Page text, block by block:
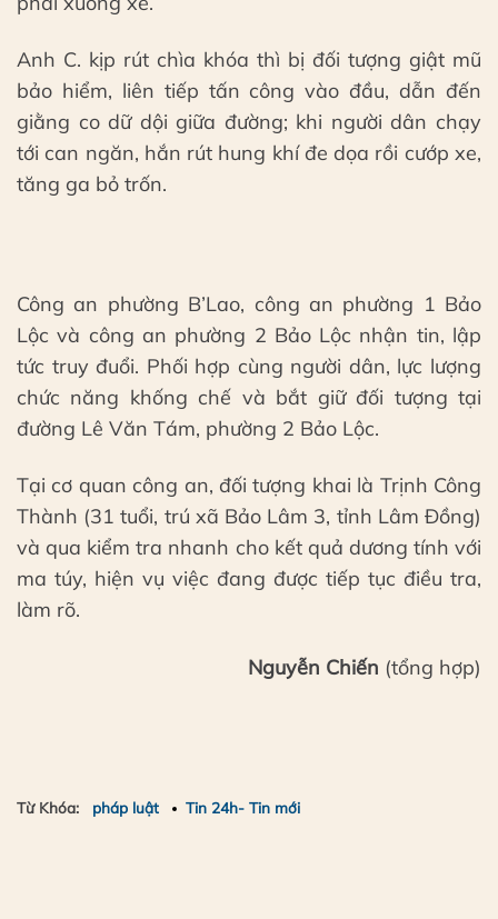
Anh C. kịp rút chìa khóa thì bị đối tượng giật mũ
bảo hiểm, liên tiếp tấn công vào đầu, dẫn đến
giằng co dữ dội giữa đường; khi người dân chạy
tới can ngăn, hắn rút hung khí đe dọa rồi cướp xe,
tăng ga bỏ trốn.
Công an phường B’Lao, công an phường 1 Bảo
Lộc và công an phường 2 Bảo Lộc nhận tin, lập
tức truy đuổi. Phối hợp cùng người dân, lực lượng
chức năng khống chế và bắt giữ đối tượng tại
đường Lê Văn Tám, phường 2 Bảo Lộc.
Tại cơ quan công an, đối tượng khai là Trịnh Công
Thành (31 tuổi, trú xã Bảo Lâm 3, tỉnh Lâm Đồng)
và qua kiểm tra nhanh cho kết quả dương tính với
ma túy, hiện vụ việc đang được tiếp tục điều tra,
làm rõ.
Nguyễn Chiến (tổng hợp)
Từ Khóa: pháp luật Tin 24h- Tin mới